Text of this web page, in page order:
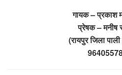
गायक – प्रकाश
प्रेषक – मनीष
(रायपुर जिला